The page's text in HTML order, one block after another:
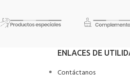
ENLACES DE
Contáctanos